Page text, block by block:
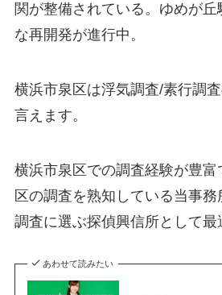
関が整備されている。ゆめが
な再開発が進行中。
横浜市泉区は浮気調査/素行調
言えます。
横浜市泉区での調査経験が豊富
区の調査を熟知している当事
調査に選ぶ探偵興信所として最
あわせて読みたい